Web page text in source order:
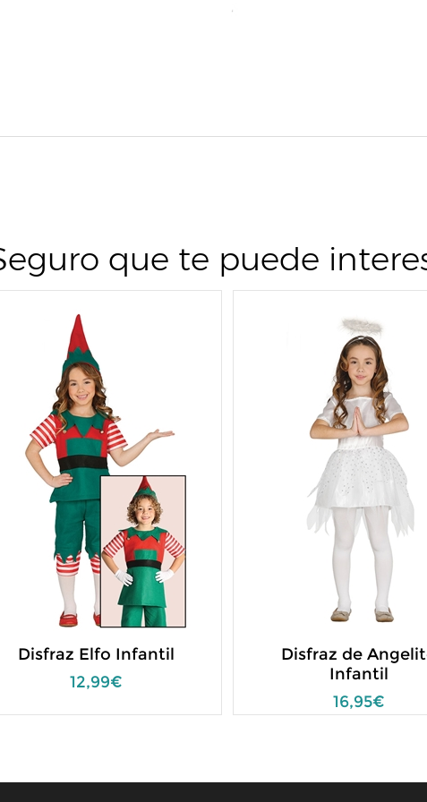
que te puede
Disfraz Elfo Infantil
12,99€
Disfraz de
Infantil
16,95€